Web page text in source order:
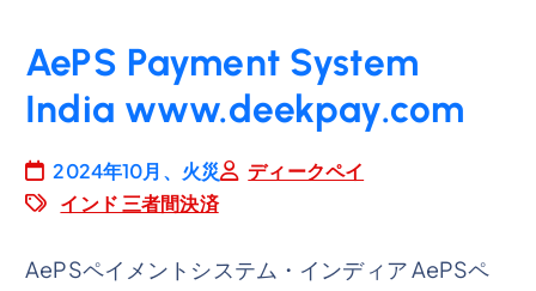
AePS Payment System
India www.deekpay.com
2024年10月、火災
ディークペイ
インド 三者間決済
AePSペイメントシステム・インディア AePSペ